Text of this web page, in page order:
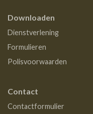
Downloaden
Dienstverlening
Formulieren
Polisvoorwaarden
Contact
Contactformulier